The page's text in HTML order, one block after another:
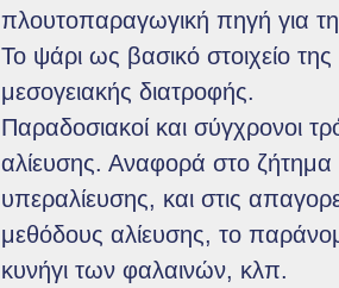
πλουτοπαραγωγική πηγή για
Το ψάρι ως βασικό στοιχείο της
μεσογειακής διατροφής.
Παραδοσιακοί και σύγχρονοι
αλίευσης. Αναφορά στο ζήτημα
υπεραλίευσης, και στις
μεθόδους αλίευσης, το
κυνήγι των φαλαινών, κλπ.